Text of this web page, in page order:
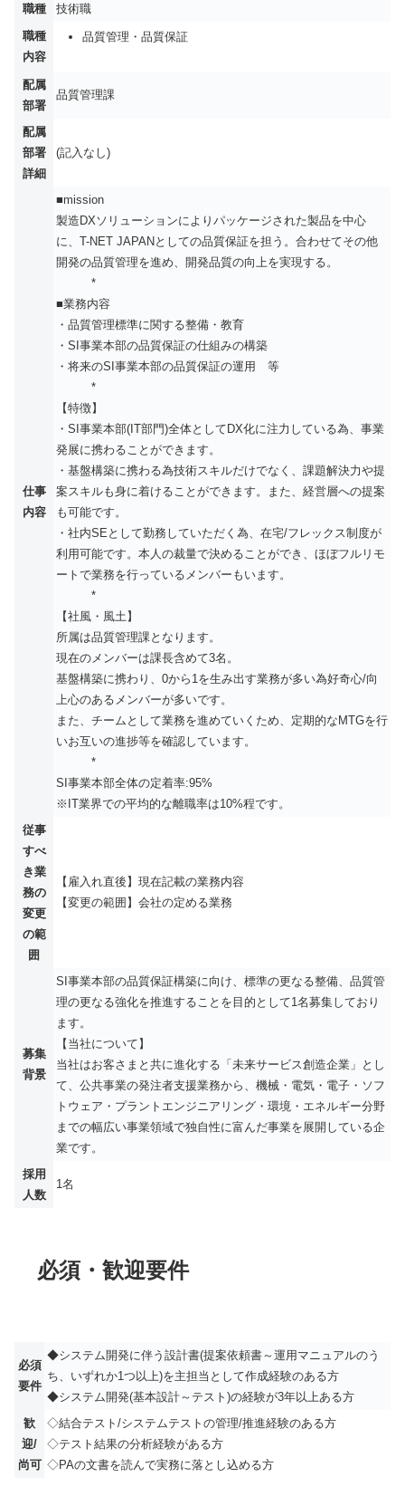
職種
技術職
職種
内容
品質管理・品質保証
配属
部署
品質管理課
配属
部署
詳細
(記入なし)
仕事
内容
■mission
製造DXソリューションによりパッケージされた製品を中心
に、T-NET JAPANとしての品質保証を担う。合わせてその他
開発の品質管理を進め、開発品質の向上を実現する。
*
■業務内容
・品質管理標準に関する整備・教育
・SI事業本部の品質保証の仕組みの構築
・将来のSI事業本部の品質保証の運用 等
*
【特徴】
・SI事業本部(IT部門)全体としてDX化に注力している為、事業
発展に携わることができます。
・基盤構築に携わる為技術スキルだけでなく、課題解決力や提
案スキルも身に着けることができます。また、経営層への提案
も可能です。
・社内SEとして勤務していただく為、在宅/フレックス制度が
利用可能です。本人の裁量で決めることができ、ほぼフルリモ
ートで業務を行っているメンバーもいます。
*
【社風・風土】
所属は品質管理課となります。
現在のメンバーは課長含めて3名。
基盤構築に携わり、0から1を生み出す業務が多い為好奇心/向
上心のあるメンバーが多いです。
また、チームとして業務を進めていくため、定期的なMTGを行
いお互いの進捗等を確認しています。
*
SI事業本部全体の定着率:95%
※IT業界での平均的な離職率は10%程です。
従事
すべ
き業
務の
変更
の範
囲
【雇入れ直後】現在記載の業務内容
【変更の範囲】会社の定める業務
募集
背景
SI事業本部の品質保証構築に向け、標準の更なる整備、品質管
理の更なる強化を推進することを目的として1名募集しており
ます。
【当社について】
当社はお客さまと共に進化する「未来サービス創造企業」とし
て、公共事業の発注者⽀援業務から、機械・電気・電⼦・ソフ
トウェア・プラントエンジニアリング・環境・エネルギー分野
までの幅広い事業領域で独自性に富んだ事業を展開している企
業です。
採用
人数
1名
必須・歓迎要件
必須
要件
◆システム開発に伴う設計書(提案依頼書～運用マニュアルのう
ち、いずれか1つ以上)を主担当として作成経験のある方
◆システム開発(基本設計～テスト)の経験が3年以上ある方
歓
迎/
尚可
◇結合テスト/システムテストの管理/推進経験のある方
◇テスト結果の分析経験がある方
◇PAの文書を読んで実務に落とし込める方